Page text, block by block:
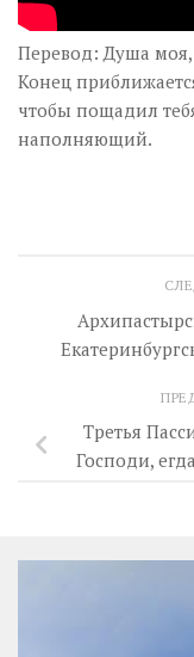
Перевод: Душа моя,
Конец
чтобы пощадил
наполняющий.
Третья
Господи,